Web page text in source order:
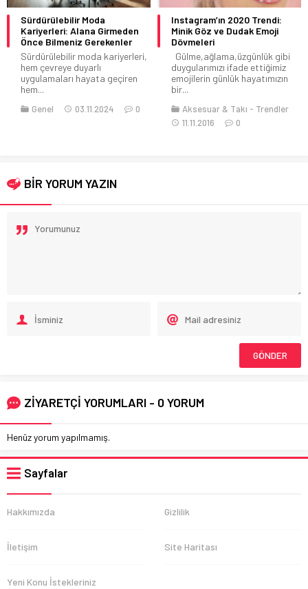
Sürdürülebilir Moda
Kariyerleri: Alana Girmeden
Önce Bilmeniz Gerekenler
Sürdürülebilir moda kariyerleri,
hem çevreye duyarlı
uygulamaları hayata geçiren
hem...
Genel 03.11.2024 0
Instagram’ın 2020 Trendi:
Minik Göz ve Dudak Emoji
Dövmeleri
Gülme,ağlama,üzgünlük gibi
duygularımızı ifade ettiğimiz
emojilerin günlük hayatımızın
bir...
Aksesuar & Takı
Trendler
11.11.2016
0
BİR YORUM YAZIN
ZİYARETÇİ YORUMLARI - 0 YORUM
Henüz yorum yapılmamış.
Sayfalar
Hakkımızda Gizlilik
İletişim Site Haritası
Yeni Konu İstekleriniz